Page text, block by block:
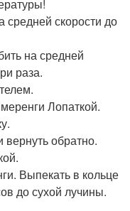
средней скорости до
на средней
раза.
Лопаткой.
обратно.
Выпекать в кольце
до сухой лучины.